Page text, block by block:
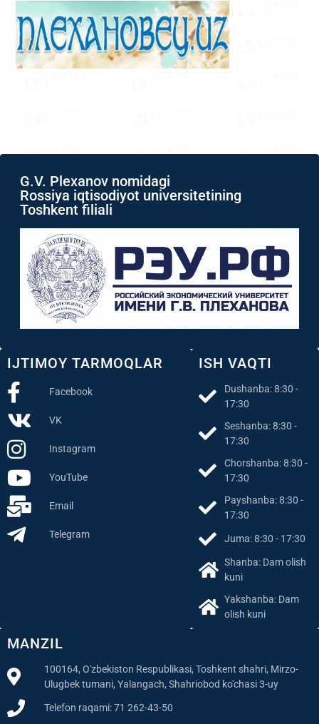
MANZIL
100164, O'zbekiston Respublikasi, Toshkent shahri, Mirzo-
Ulugbek tumani, Yalangach, Shahriobod ko'chasi 3-uy
Telefon raqami: 71 262-43-50
ISH VAQTI
Dushanba: 8:30 -
17:30
Seshanba: 8:30 -
17:30
Chorshanba: 8:30 -
17:30
Payshanba: 8:30 -
17:30
Juma: 8:30 - 17:30
Shanba: Dam olish
kuni
Yakshanba: Dam
olish kuni
IJTIMOY TARMOQLAR
Facebook
VK
Instagram
YouTube
Email
Telegram
G.V. Plexanov nomidagi
Rossiya iqtisodiyot universitetining
Toshkent filiali